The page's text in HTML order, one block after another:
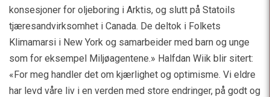
konsesjoner for oljeboring i Arktis, og slutt på Statoils
tjæresandvirksomhet i Canada. De deltok i Folkets
Klimamarsi i New York og samarbeider med barn og unge
som for eksempel Miljøagentene.» Halfdan Wiik blir sitert:
«For meg handler det om kjærlighet og optimisme. Vi eldre
har levd våre liv i en verden med store endringer, på godt og